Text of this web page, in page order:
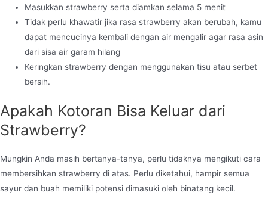
Masukkan strawberry serta diamkan selama 5 menit
Tidak perlu khawatir jika rasa strawberry akan berubah, kamu
dapat mencucinya kembali dengan air mengalir agar rasa asin
dari sisa air garam hilang
Keringkan strawberry dengan menggunakan tisu atau serbet
bersih.
Apakah Kotoran Bisa Keluar dari
Strawberry?
Mungkin Anda masih bertanya-tanya, perlu tidaknya mengikuti cara
membersihkan strawberry di atas. Perlu diketahui, hampir semua
sayur dan buah memiliki potensi dimasuki oleh binatang kecil.